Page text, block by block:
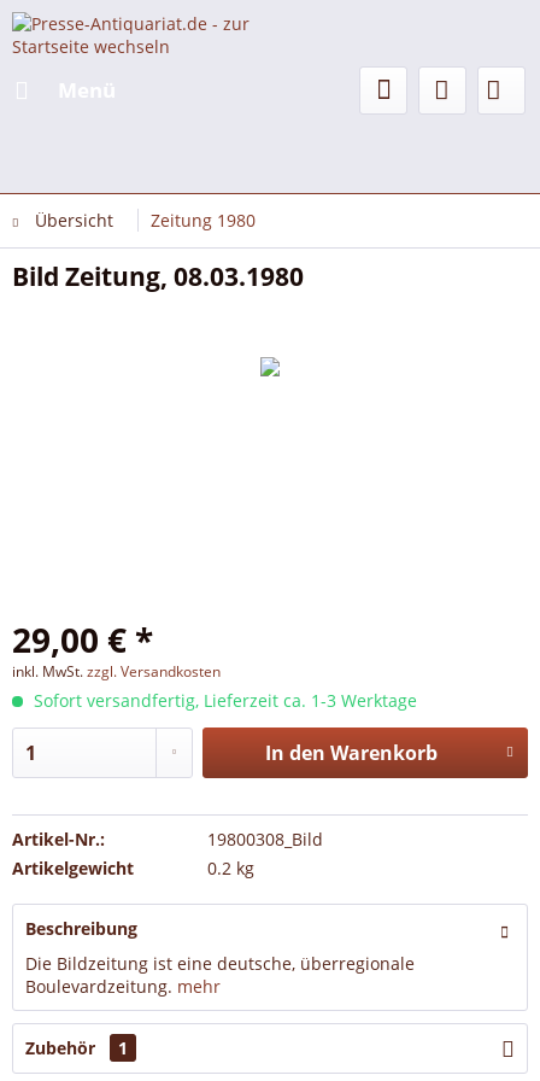
Übersicht Zeitung 1980
Bild Zeitung, 08.03.1980
29,00 € *
inkl. MwSt.zzgl. Versandkosten
Sofort versandfertig, Lieferzeit ca. 1-3 Werktage
In den Warenkorb
Artikel-Nr.:
19800308_Bild
Artikelgewicht
0.2 kg
Beschreibung
Die Bildzeitung ist eine deutsche, überregionale
Boulevardzeitung. mehr
Zubehör 1